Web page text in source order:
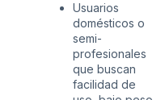
Usuarios
domésticos o
semi-
profesionales
que buscan
facilidad de